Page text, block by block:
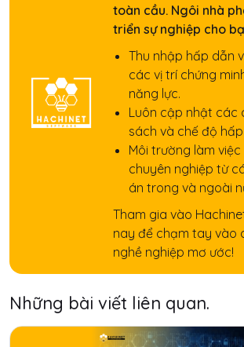
toàn cầu. Ngôi nhà
triển sự nghiệp cho
Thu nhập hấp dẫn
các vị trí chứng
năng lực.
Luôn cập nhật các
sách và chế độ
Môi trường làm việc
chuyên nghiệp từ
án trong và ngoài
Tham gia vào
nay để chạm tay vào
nghề nghiệp mơ ước!
Những bài viết liên quan.